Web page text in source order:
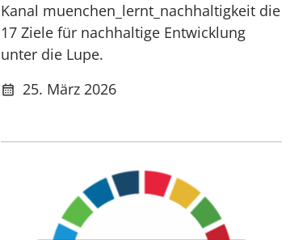
25. März 2026
Kanal muenchen_lernt_nachhaltigkeit die
17 Ziele für nachhaltige Entwicklung
unter die Lupe.